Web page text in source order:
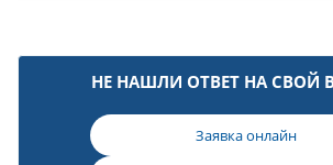
НЕ НАШЛИ ОТВЕТ НА СВОЙ
Заявка онлайн